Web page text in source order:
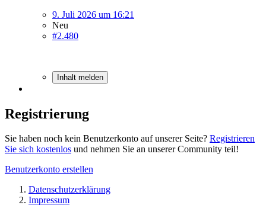
9. Juli 2026 um 16:21
Neu
#2.480
Inhalt melden
Registrierung
Sie haben noch kein Benutzerkonto auf unserer Seite? Registrieren
Sie sich kostenlos und nehmen Sie an unserer Community teil!
Benutzerkonto erstellen
Datenschutzerklärung
Impressum